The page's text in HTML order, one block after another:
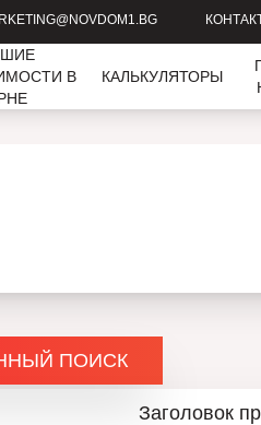
В
КАЛЬКУЛЯТОРЫ
ПОИСК
Заголовок